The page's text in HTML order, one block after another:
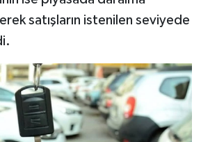
satışların istenilen seviyede